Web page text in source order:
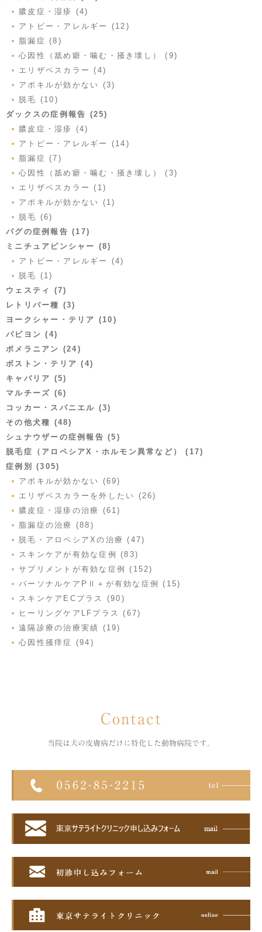
膿皮症・湿疹 (4)
アトピー・アレルギー (12)
脂漏症 (8)
心因性（舐め癖・噛む・掻き壊し） (9)
エリザベスカラー (4)
アポキルが効かない (3)
脱毛 (10)
ダックスの症例報告 (25)
膿皮症・湿疹 (4)
アトピー・アレルギー (14)
脂漏症 (7)
心因性（舐め癖・噛む・掻き壊し） (3)
エリザベスカラー (1)
アポキルが効かない (1)
脱毛 (6)
パグの症例報告 (17)
ミニチュアピンシャー (8)
アトピー・アレルギー (4)
脱毛 (1)
ウェスティ (7)
レトリバー種 (3)
ヨークシャー・テリア (10)
パピヨン (4)
ポメラニアン (24)
ボストン・テリア (4)
キャバリア (5)
マルチーズ (6)
コッカー・スパニエル (3)
その他犬種 (48)
シュナウザーの症例報告 (5)
脱毛症（アロペシアX・ホルモン異常など） (17)
症例別 (305)
アポキルが効かない (69)
エリザベスカラーを外したい (26)
膿皮症・湿疹の治療 (61)
脂漏症の治療 (88)
脱毛・アロペシアXの治療 (47)
スキンケアが有効な症例 (83)
サプリメントが有効な症例 (152)
パーソナルケアPⅡ＋が有効な症例 (15)
スキンケアECプラス (90)
ヒーリングケアLFプラス (67)
遠隔診療の治療実績 (19)
心因性掻痒症 (94)
Contact
当院は犬の皮膚病だけに特化した 動物病院です。